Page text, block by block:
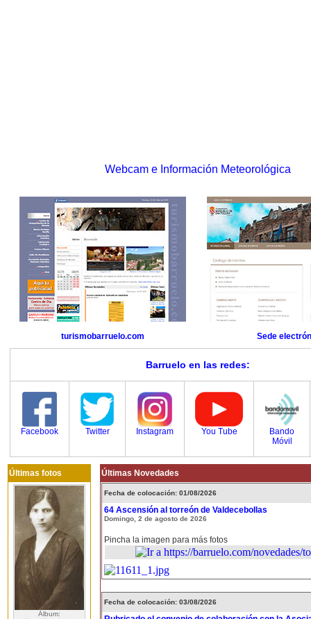
Webcam e Información Meteorológica
turismobarruelo.com Sede
Barruelo en las redes:
Facebook Twitter Instagram You Tube
Bando
Móvil
Últimas fotos
Álbum:
Últimas Novedades
Fecha de colocación: 01/08/2026
64 Ascensión al torreón de Valdecebollas
Domingo, 2 de agosto de 2026
Pincha la imagen para más fotos
Fecha de colocación: 03/08/2026